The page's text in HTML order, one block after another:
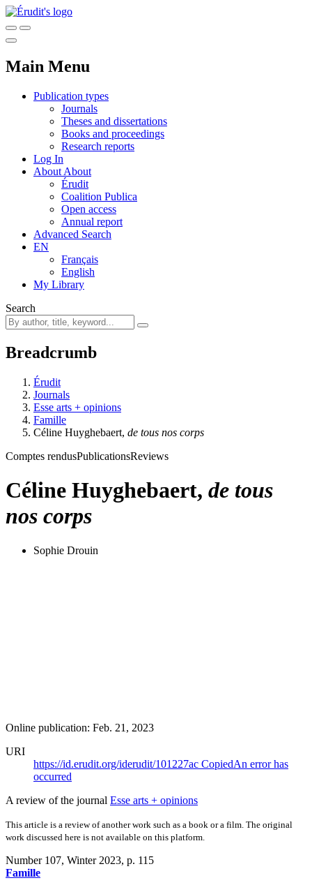
Main Menu
Publication types
Journals
Theses and dissertations
Books and proceedings
Research reports
Log In
About About
Érudit
Coalition Publica
Open access
Annual report
Advanced Search
EN
Français
English
My Library
Search
Breadcrumb
Érudit
Journals
Esse arts + opinions
Famille
Céline Huyghebaert, de tous nos corps
Comptes rendusPublicationsReviews
Céline Huyghebaert, de tous
nos corps
Sophie Drouin
Online publication: Feb. 21, 2023
URI
https://id.erudit.org/iderudit/101227ac CopiedAn error has
occurred
A review of the journal Esse arts + opinions
This article is a review of another work such as a book or a film. The original
work discussed here is not available on this platform.
Number 107, Winter 2023, p. 115
Famille